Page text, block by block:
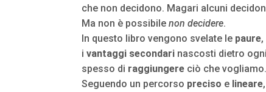
che non decidono. Magari alcuni
Ma non è possibile non decidere.
In questo libro vengono svelate le paure
i vantaggi secondari nascosti dietro ogni
spesso di raggiungere ciò che vogliamo.
Seguendo un percorso preciso e lineare